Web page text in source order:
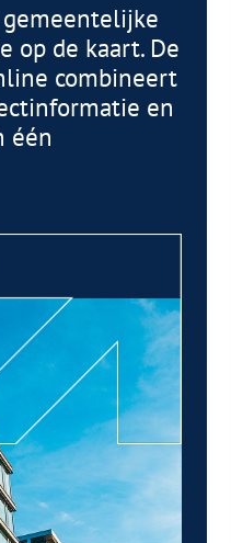
op de kaart. De
combineert
en
één